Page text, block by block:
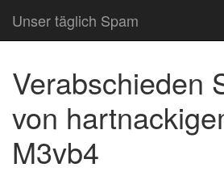
Unser täglich Spam
Verabschieden
von
M3vb4